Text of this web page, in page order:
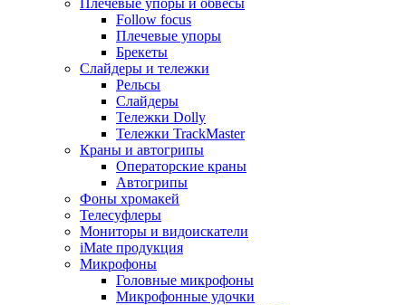
Плечевые упоры и обвесы
Follow focus
Плечевые упоры
Брекеты
Слайдеры и тележки
Рельсы
Слайдеры
Тележки Dolly
Тележки TrackMaster
Краны и автогрипы
Операторские краны
Автогрипы
Фоны хромакей
Телесуфлеры
Мониторы и видоискатели
iMate продукция
Микрофоны
Головные микрофоны
Микрофонные удочки